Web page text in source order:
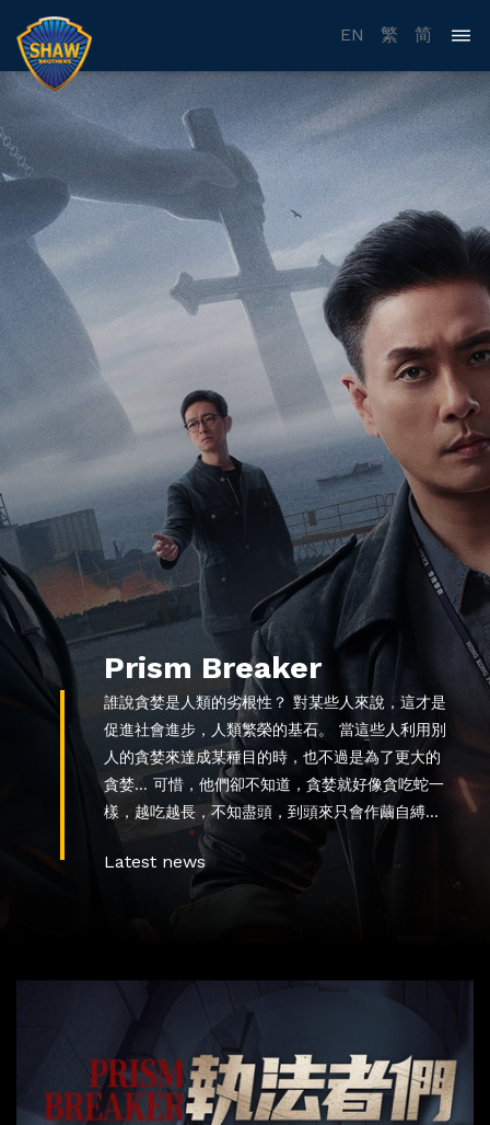
EN 繁 简
Prism Breaker
誰說貪婪是人類的劣根性？ 對某些人來說，這才是
促進社會進步，人類繁榮的基石。 當這些人利用別
人的貪婪來達成某種目的時，也不過是為了更大的
貪婪… 可惜，他們卻不知道，貪婪就好像貪吃蛇一
樣，越吃越長，不知盡頭，到頭來只會作繭自縛…
Latest news